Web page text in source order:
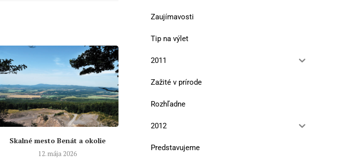
Skalné mesto Benát a okolie
12. mája 2026
Maginhradom
Zaujímavosti
Tip na výlet
2011
Zažité v prírode
Rozhľadne
2012
Predstavujeme